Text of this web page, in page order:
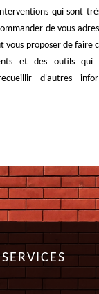
qui sont
de vous
vous proposer de faire
et des outils qui
d'autres